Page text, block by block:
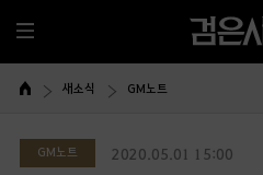
전
체
메
새소식 GM노트
GM노트 2020.05.01 15:00